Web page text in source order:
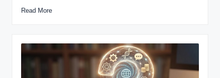
Read More